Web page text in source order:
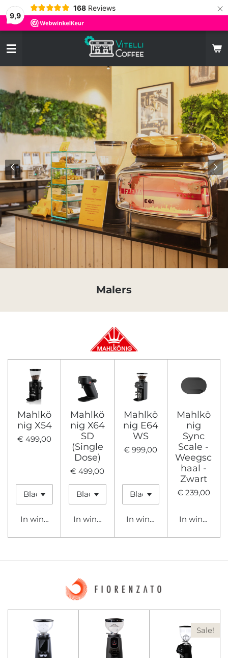
9,9
168 Reviews ×
Malers
Mahlkö
nig X54
€ 499,00
In winkelwagen
Mahlkö
nig X64
SD
(Single
Dose)
€ 499,00
In winkelwagen
Mahlkö
nig E64
WS
€ 999,00
In winkelwagen
Mahlkö
nig
Sync
Scale -
Weegsc
haal -
Zwart
€ 239,00
In
Sale!